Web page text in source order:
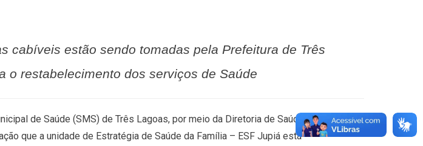
cabíveis estão sendo tomadas pela Prefeitura de Três
o restabelecimento dos serviços de Saúde
de Saúde (SMS) de Três Lagoas, por meio da Diretoria de Saúde Coletiva,
que a unidade de Estratégia de Saúde da Família – ESF Jupiá está